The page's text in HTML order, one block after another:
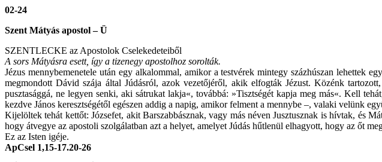
02-24
Szent Mátyás apostol – Ü
SZENTLECKE az Apostolok Cselekedeteiből
A sors Mátyásra esett, így a tizenegy apostolhoz sorolták.
Jézus mennybemenetele után egy alkalommal, amikor a testvérek mintegy százhúszan lehettek
megmondott Dávid szája által Júdásról, azok vezetőjéről, akik elfogták Jézust. Közénk
pusztasággá, ne legyen senki, aki sátrukat lakja«, továbbá: »Tisztségét kapja meg más«. Kell
kezdve János keresztségétől egészen addig a napig, amikor felment a mennybe –, valaki velünk
Kijelöltek tehát kettőt: Józsefet, akit Barszabbásznak, vagy más néven Jusztusznak is hívtak, és
hogy átvegye az apostoli szolgálatban azt a helyet, amelyet Júdás hűtlenül elhagyott, hogy az őt
Ez az Isten igéje.
ApCsel 1,15-17.20-26